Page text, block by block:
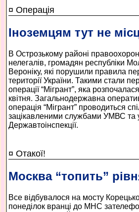
¤ Операція
Іноземцям тут не
В Острозькому районі
нелегалів, громадян республіки
Вероніку, які порушили правила
території України. Такими стали
операції “Мігрант”, яка
квітня. Загальнодержавна
операція “Мігрант” проводиться
зацікавленими службами УМВС та
Державтоінспекції.
¤ Отакої!
Москва “топить”
Все відбувалося на мосту
понеділок вранці до МНС